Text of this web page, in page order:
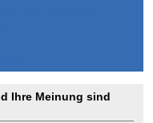
Ihre Meinung sind